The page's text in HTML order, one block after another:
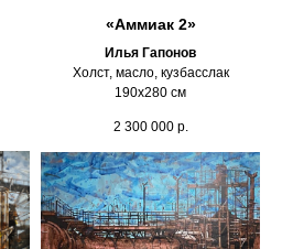
«Аммиак 2»
Илья Гапонов
Холст, масло, кузбасслак
190х280 см
2 300 000 р.